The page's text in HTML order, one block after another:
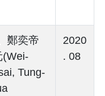
鄭奕帝
(Wei-
Tung-
2020
. 08